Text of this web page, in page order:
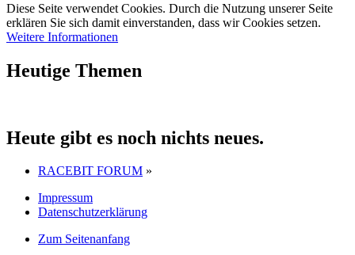
Diese Seite verwendet Cookies. Durch die Nutzung unserer Seite
erklären Sie sich damit einverstanden, dass wir Cookies setzen.
Weitere Informationen
Heutige Themen
Heute gibt es noch nichts neues.
RACEBIT FORUM »
Impressum
Datenschutzerklärung
Zum Seitenanfang